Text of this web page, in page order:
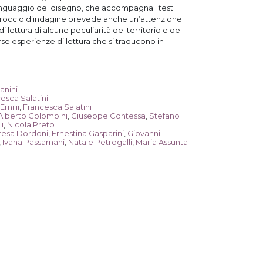
del disegno, che accompagna i testi
d’indagine prevede anche un’attenzione
lettura di alcune peculiarità del territorio e del
esperienze di lettura che si traducono in
Salatini
Francesca Salatini
Colombini Giuseppe Contessa Stefano
Nicola Preto
Dordoni Ernestina Gasparini Giovanni
Ivana Passamani Natale Petrogalli Maria Assunta